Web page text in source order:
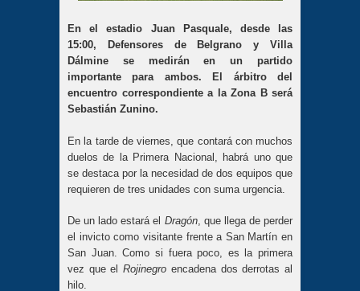
En el estadio Juan Pasquale, desde las
15:00, Defensores de Belgrano y Villa
Dálmine se medirán en un partido
importante para ambos. El árbitro del
encuentro correspondiente a la Zona B será
Sebastián Zunino.
En la tarde de viernes, que contará con muchos
duelos de la Primera Nacional, habrá uno que
se destaca por la necesidad de dos equipos que
requieren de tres unidades con suma urgencia.
De un lado estará el Dragón, que llega de perder
el invicto como visitante frente a San Martín en
San Juan. Como si fuera poco, es la primera
vez que elRojinegro encadena dos derrotas al
hilo.